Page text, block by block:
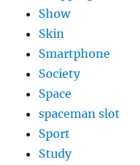
Show
Skin
Smartphone
Society
Space
spaceman slot
Sport
Study